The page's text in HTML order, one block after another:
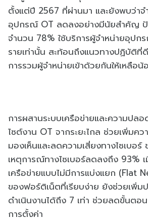
ตั้งแต่ปี 2567 ที่ผ่านมา และยังพบว่าจ
อุปกรณ์ OT ลดลงอย่างมีนัยสำคัญ
จำนวน 78% ใช้บริการผู้จำหน่ายอุปก
รายเท่านั้น สะท้อนถึงแนวทางปฏิบัติ
การรวมผู้จำหน่ายเข้าด้วยกันให้เหลือน้
การผสานระบบเครือข่ายและความปล
ไซต์งาน OT จากระยะไกล ช่วยเพิ่มคว
มองเห็นและลดความเสี่ยงทางไซเบอร์
เหตุการณ์ทางไซเบอร์ลดลงถึง 93%
เครือข่ายแบบไม่มีการแบ่งแยก (Flat
ของฟอร์ติเน็ตที่เรียบง่าย ยังช่วยเพิ่ม
ดำเนินงานได้ถึง 7 เท่า ช่วยลดขั้นตอ
การตั้งค่า